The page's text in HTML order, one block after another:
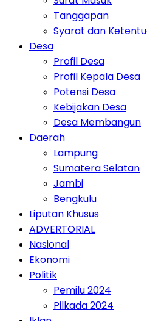
Tanggapan
Syarat dan
Desa
Profil Desa
Profil Kepala Desa
Potensi Desa
Kebijakan Desa
Desa Membangun
Daerah
Lampung
Sumatera Selatan
Jambi
Bengkulu
Liputan Khusus
ADVERTORIAL
Nasional
Ekonomi
Politik
Pemilu 2024
Pilkada 2024